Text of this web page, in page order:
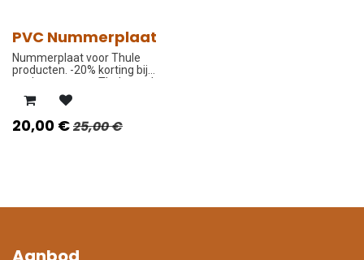
-20%
PVC Nummerplaat
Nummerplaat voor Thule
producten. -20% korting bij
aankoop van uw Thule product
in onze winkel of webshop.
20,00 €25,00€